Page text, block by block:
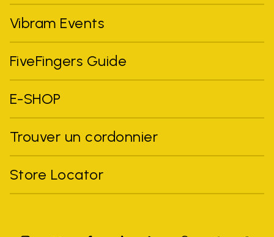
Vibram Events
FiveFingers Guide
E-SHOP
Trouver un cordonnier
Store Locator